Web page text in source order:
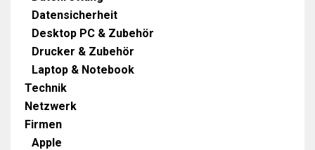
Datensicherheit
Desktop PC & Zubehör
Drucker & Zubehör
Laptop & Notebook
Technik
Netzwerk
Firmen
Apple